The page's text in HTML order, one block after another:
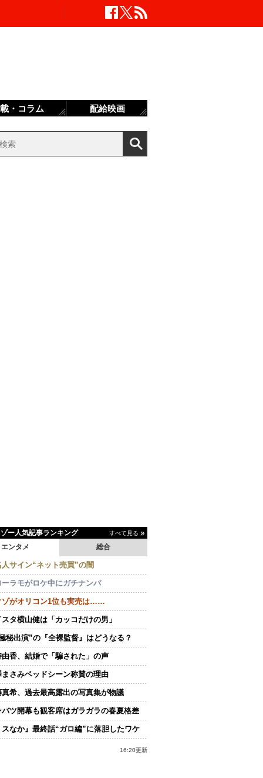
ー人気記事ランキング すべて見る
エンタメ 総合
人サイン“ネット売買”の闇
ーラモがロケ中にガチナンパ
ゾがオリコン1位も実売は……
タ横山健は「カッコだけの男」
秘出演”の『全裸監督』はどうなる？
由香、結婚で「騙された」の声
まさみベッドシーン称賛の理由
真希、過去最高露出の写真集が物議
バツ開幕も観客席はガラガラの春夏格差
スなか』最終話“ガロ編”に落胆したワケ
16:20更新
・コラム 配給映画